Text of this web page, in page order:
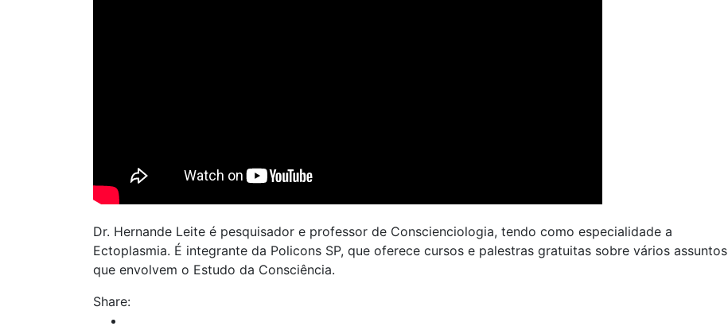
Dr. Hernande Leite é pesquisador e professor de Conscienciologia, tendo como especialidade a
Ectoplasmia. É integrante da Policons SP, que oferece cursos e palestras gratuitas sobre vários assuntos
que envolvem o Estudo da Consciência.
Share: